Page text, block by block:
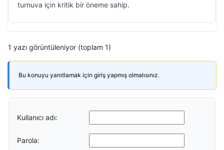
turnuva için kritik bir öneme sahip.
1 yazı görüntüleniyor (toplam 1)
Bu konuyu yanıtlamak için giriş yapmış olmalısınız.
Kullanıcı adı:
Parola: